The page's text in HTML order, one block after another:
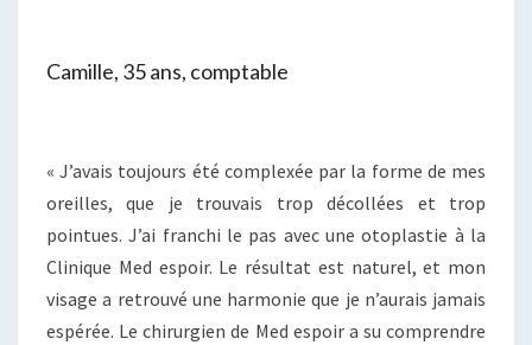
Camille, 35 ans, comptable
« J’avais toujours été complexée par la forme de mes
oreilles, que je trouvais trop décollées et trop
pointues. J’ai franchi le pas avec une otoplastie à la
Clinique Med espoir. Le résultat est naturel, et mon
visage a retrouvé une harmonie que je n’aurais jamais
espérée. Le chirurgien de Med espoir a su comprendre